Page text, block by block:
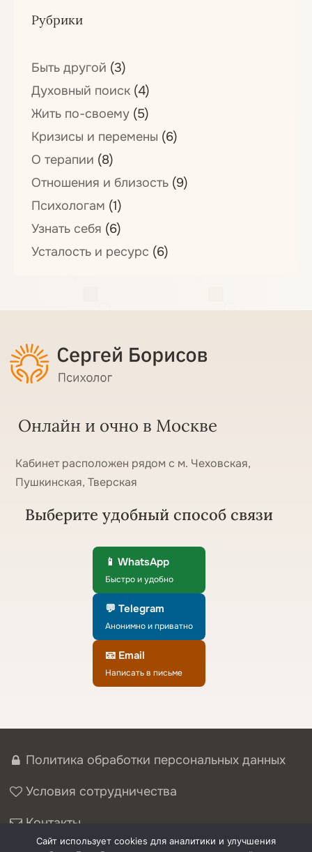
Рубрики
Быть другой (3)
Духовный поиск (4)
Жить по-своему (5)
Кризисы и перемены (6)
О терапии (8)
Отношения и близость (9)
Психологам (1)
Узнать себя (6)
Усталость и ресурс (6)
Онлайн и очно в Москве
Кабинет расположен рядом с м. Чеховская,
Пушкинская, Тверская
Выберите удобный способ связи
📱 WhatsApp
Быстро и удобно
💬 Telegram
Анонимно и приватно
📧 Email
Написать в письме
Политика обработки персональных данных
Условия сотрудничества
Контакты
Сайт использует cookies для аналитики и улучшения